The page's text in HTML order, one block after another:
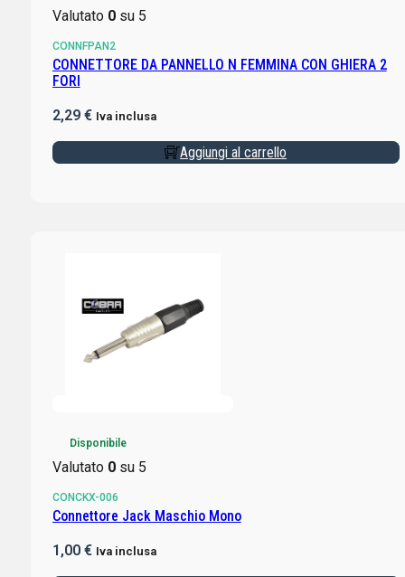
Valutato 0su 5
CONNFPAN2
CONNETTORE DA PANNELLO N FEMMINA CON GHIERA 2
FORI
2,29 € Iva inclusa
Aggiungi al carrello
Disponibile
Valutato 0su 5
CONCKX-006
Connettore Jack Maschio Mono
1,00 € Iva inclusa